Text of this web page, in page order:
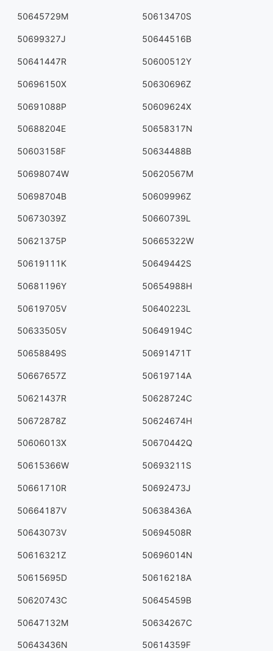
50645729M 50613470S
50699327J 50644516B
50641447R 50600512Y
50696150X 50630696Z
50691088P 50609624X
50688204E 50658317N
50603158F 50634488B
50698074W 50620567M
50698704B 50609996Z
50673039Z 50660739L
50621375P 50665322W
50619111K 50649442S
50681196Y 50654988H
50619705V 50640223L
50633505V 50649194C
50658849S 50691471T
50667657Z 50619714A
50621437R 50628724C
50672878Z 50624674H
50606013X 50670442Q
50615366W 50693211S
50661710R 50692473J
50664187V 50638436A
50643073V 50694508R
50616321Z 50696014N
50615695D 50616218A
50620743C 50645459B
50647132M 50634267C
50643436N 50614359F